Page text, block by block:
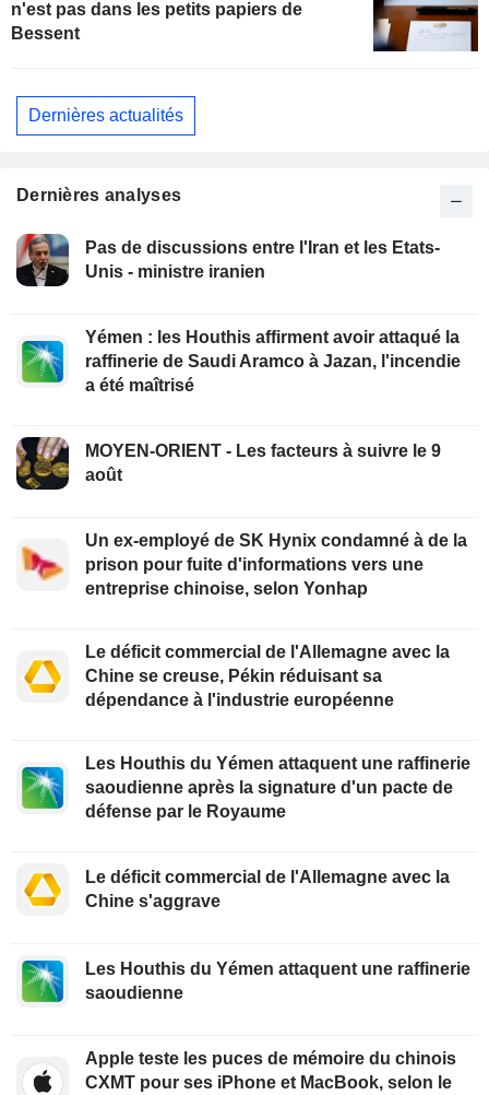
n'est pas dans les petits papiers de
Bessent
Dernières actualités
Dernières analyses
Pas de discussions entre l'Iran et les Etats-
Unis - ministre iranien
Yémen : les Houthis affirment avoir attaqué la
raffinerie de Saudi Aramco à Jazan, l'incendie
a été maîtrisé
MOYEN-ORIENT - Les facteurs à suivre le 9
août
Un ex-employé de SK Hynix condamné à de la
prison pour fuite d'informations vers une
entreprise chinoise, selon Yonhap
Le déficit commercial de l'Allemagne avec la
Chine se creuse, Pékin réduisant sa
dépendance à l'industrie européenne
Les Houthis du Yémen attaquent une raffinerie
saoudienne après la signature d'un pacte de
défense par le Royaume
Le déficit commercial de l'Allemagne avec la
Chine s'aggrave
Les Houthis du Yémen attaquent une raffinerie
saoudienne
Apple teste les puces de mémoire du chinois
CXMT pour ses iPhone et MacBook, selon le